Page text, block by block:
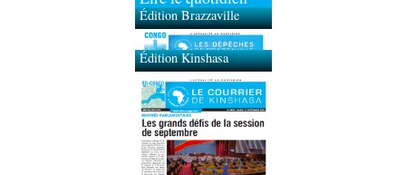
Édition Brazzaville
Édition Kinshasa